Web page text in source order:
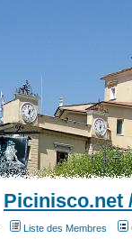
Picinisco.net
Liste des Membres